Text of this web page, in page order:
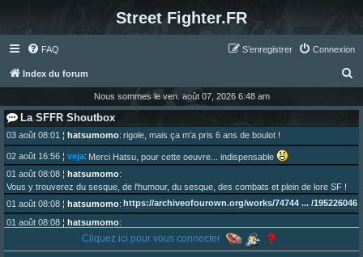
Street Fighter.FR
FAQ Connexion
S’enregistrer
Index du forum
c
h
e
Nous sommes le ven. août 07, 2026 6:48 am
La SFFR Shoutbox
03 août 08:01 ¦ hatsumomo: rigole, mais ça m'a pris 6 ans de boulot !
02 août 16:56 ¦ veja: Merci Hatsu, pour cette oeuvre... indispensable
01 août 08:08 ¦ hatsumomo:
Vous y trouverez du sesque, de l'humour, du sesque, des combats et plein de lore SF !
01 août 08:08 ¦ hatsumomo: https://archiveofourown.org/works/74744 ... /195226046
01 août 08:08 ¦ hatsumomo:
Aujourd'hui, c'est le yaoi day. Pour la peine je reposte ma dernière fic.
30 juil. 07:22¦hatsumomo:
Cliquez ici pour vous connecter